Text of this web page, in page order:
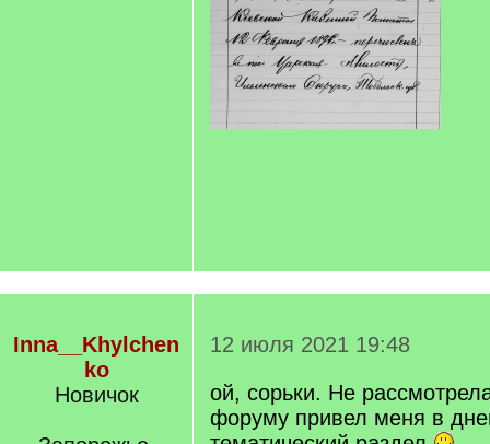
Inna__Khylchen
ko
Новичок
12 июля 2021 19:48
ой, сорьки. Не
форуму привел меня в